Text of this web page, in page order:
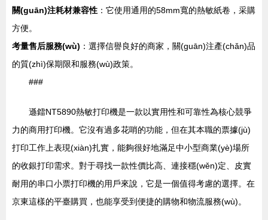
關(guān)注耗材兼容性 ：它使用通用的58mm寬的熱敏紙卷，采購
方便。
考量售后服務(wù) ：選擇信譽良好的商家，關(guān)注產(chǎn)品
的質(zhì)保期限和服務(wù)政策。
###
遜鐳NT5890熱敏打印機是一款以實用性和可靠性為核心競爭
力的商用打印機。它沒有過多花哨的功能，但在其本職的票據(jù)
打印工作上表現(xiàn)扎實，能夠很好地滿足中小型商業(yè)場所
的收銀打印需求。對于尋找一款性價比高、連接穩(wěn)定、皮實
耐用的串口小票打印機的用戶來說，它是一個值得考慮的選擇。在
京東這樣的平臺購買，也能享受到便捷的購物和物流服務(wù)。